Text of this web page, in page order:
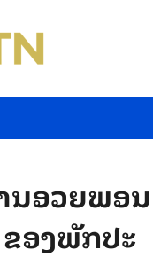
ນອວຍ​ພອນ​
ອງ​​ພັກ​ປະ​